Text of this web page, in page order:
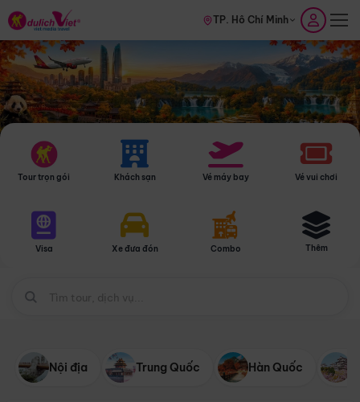
TP. Hồ Chí Minh
Tour trọn gói Khách sạn Vé máy bay Vé vui chơi
Visa Xe đưa đón Combo Thêm
Nội địa Trung Quốc Hàn Quốc